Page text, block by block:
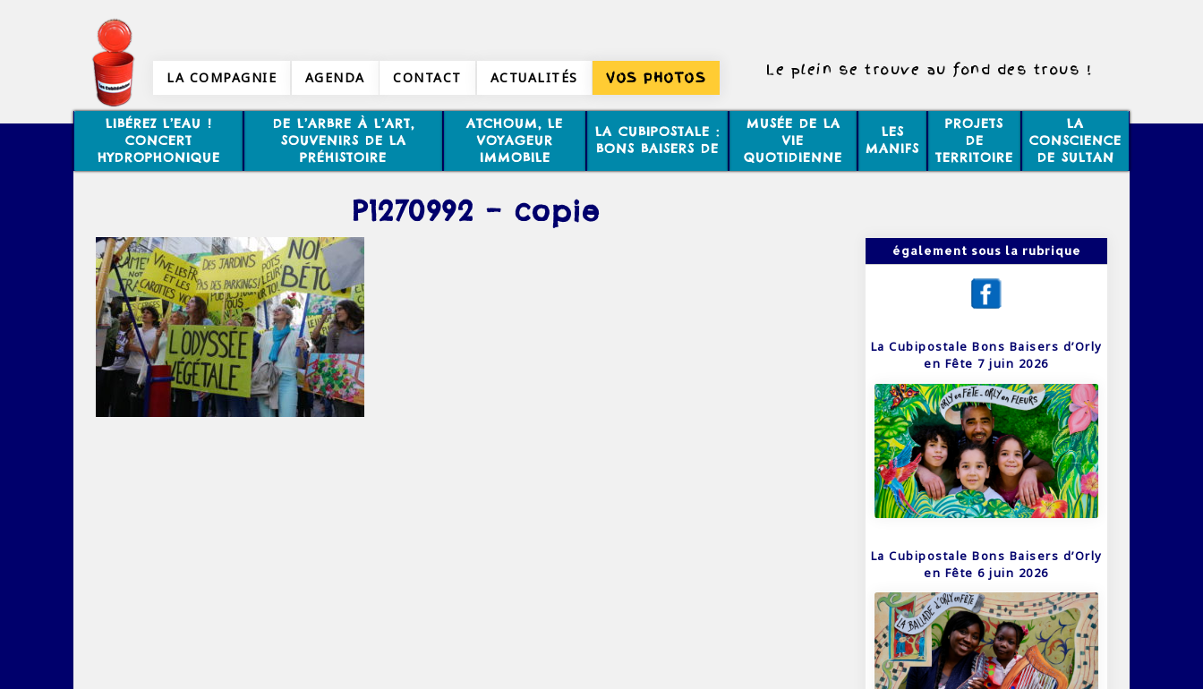
LA COMPAGNIE AGENDA CONTACT ACTUALITÉS VOS PHOTOS Le plein se trouve au fond des trous !
LIBÉREZ L’EAU !
CONCERT
HYDROPHONIQUE
DE L’ARBRE À L’ART,
SOUVENIRS DE LA
PRÉHISTOIRE
ATCHOUM, LE
VOYAGEUR
IMMOBILE
LA CUBIPOSTALE :
BONS BAISERS DE
MUSÉE DE LA
VIE
QUOTIDIENNE
LES
MANIFS
PROJETS
DE
TERRITOIRE
LA
CONSCIENCE
DE SULTAN
P1270992 – copie
également sous la rubrique
La Cubipostale Bons Baisers d’Orly
en Fête 7 juin 2026
La Cubipostale Bons Baisers d’Orly
en Fête 6 juin 2026